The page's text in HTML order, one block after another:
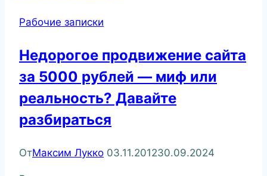
Рабочие записки
Недорогое продвижение сайта
за 5000 рублей — миф или
реальность? Давайте
разбираться
ОтМаксим Лукко 03.11.201230.09.2024